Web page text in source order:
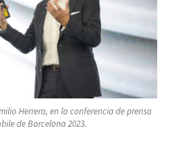
Herrera, en la conferencia de prensa
de Barcelona 2023.